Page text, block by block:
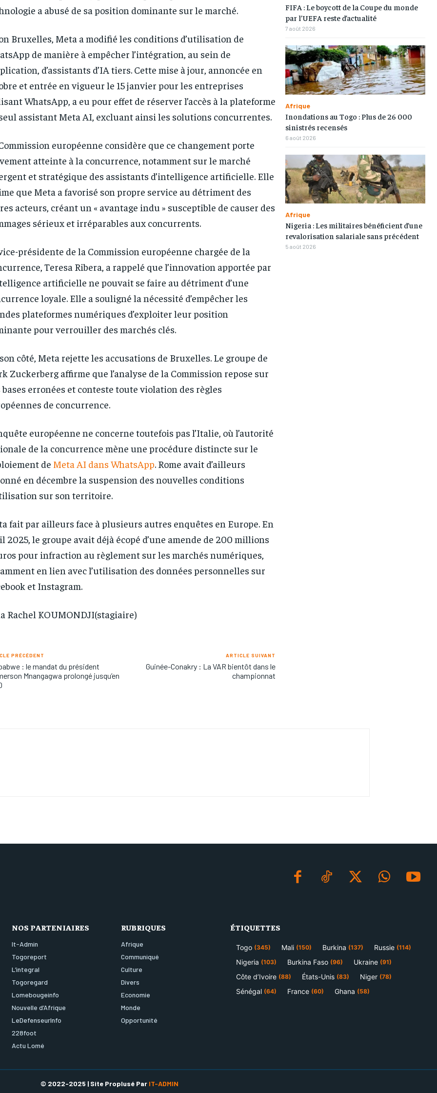
you
RECOMMENDED
1-YEAR
Pay now and you get access to exclusive
news and articles for a whole year.
1-MONTH
By agreeing to this tier, you are billed
every month after the first one until you
opt out of the monthly subscription.
you
RECOMMENDED
1-YEAR
Pay now and you get access to exclusive
news and articles for a whole year.
1-MONTH
By agreeing to this tier, you are billed
every month after the first one until you
opt out of the monthly subscription.
a abusé de sa position dominante sur le marché.
Bruxelles, Meta a modifié les conditions d’utilisation de
de manière à empêcher l’intégration, au sein de
d’assistants d’IA tiers. Cette mise à jour, annoncée en
et entrée en vigueur le 15 janvier pour les entreprises
WhatsApp, a eu pour effet de réserver l’accès à la plateforme
assistant Meta AI, excluant ainsi les solutions concurrentes.
européenne considère que ce changement porte
atteinte à la concurrence, notamment sur le marché
et stratégique des assistants d’intelligence artificielle. Elle
que Meta a favorisé son propre service au détriment des
acteurs, créant un « avantage indu » susceptible de causer des
sérieux et irréparables aux concurrents.
présidente de la Commission européenne chargée de la
Teresa Ribera, a rappelé que l’innovation apportée par
artificielle ne pouvait se faire au détriment d’une
loyale. Elle a souligné la nécessité d’empêcher les
plateformes numériques d’exploiter leur position
pour verrouiller des marchés clés.
côté, Meta rejette les accusations de Bruxelles. Le groupe de
Zuckerberg affirme que l’analyse de la Commission repose sur
bases erronées et conteste toute violation des règles
de concurrence.
européenne ne concerne toutefois pas l’Italie, où l’autorité
de la concurrence mène une procédure distincte sur le
de Meta AI dans WhatsApp. Rome avait d’ailleurs
en décembre la suspension des nouvelles conditions
sur son territoire.
fait par ailleurs face à plusieurs autres enquêtes en Europe. En
2025, le groupe avait déjà écopé d’une amende de 200 millions
pour infraction au règlement sur les marchés numériques,
en lien avec l’utilisation des données personnelles sur
et Instagram.
Rachel KOUMONDJI(stagiaire)
PRÉCÉDENT
: le mandat du président
Mnangagwa prolongé jusqu’en
ARTICLE SUIVANT
Guinée-Conakry : La VAR bientôt dans le
championnat
FIFA : Le boycott de la Coupe du monde
par l’UEFA reste d’actualité
7 août 2026
Afrique
Inondations au Togo : Plus de 26 000
sinistrés recensés
6 août 2026
Afrique
Nigeria : Les militaires bénéficient d’une
revalorisation salariale sans précédent
5 août 2026
NOS PARTENIAIRES
It-Admin
Togoreport
L’integral
Togoregard
Lomebougeinfo
Nouvelle d’Afrique
LeDefenseurInfo
228foot
Actu Lomé
RUBRIQUES
Afrique
Communiqué
Culture
Divers
Economie
Monde
Opportunité
ÉTIQUETTES
Togo (345) Mali (150) Burkina (137) Russie (114)
Nigeria (103) Burkina Faso (96) Ukraine (91)
Côte d’Ivoire (88) États-Unis (83) Niger (78)
Sénégal (64) France (60) Ghana (58)
© 2022-2025 | Site Proplusé Par IT-ADMIN